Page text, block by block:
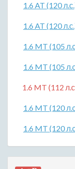
1.6 AT (120
1.6 AT (120
1.6 MT (105
1.6 MT (105
1.6 MT (112
1.6 MT (120
1.6 MT (120